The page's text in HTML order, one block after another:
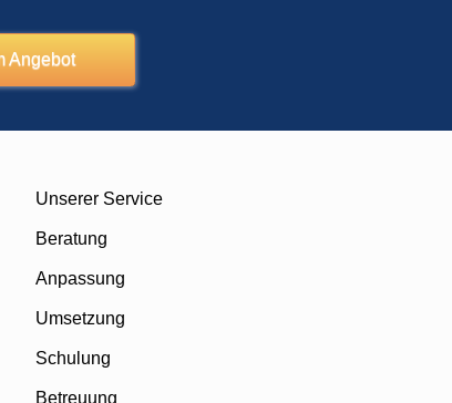
Angebot
Unserer Service
Beratung
Anpassung
Umsetzung
Schulung
Betreuung